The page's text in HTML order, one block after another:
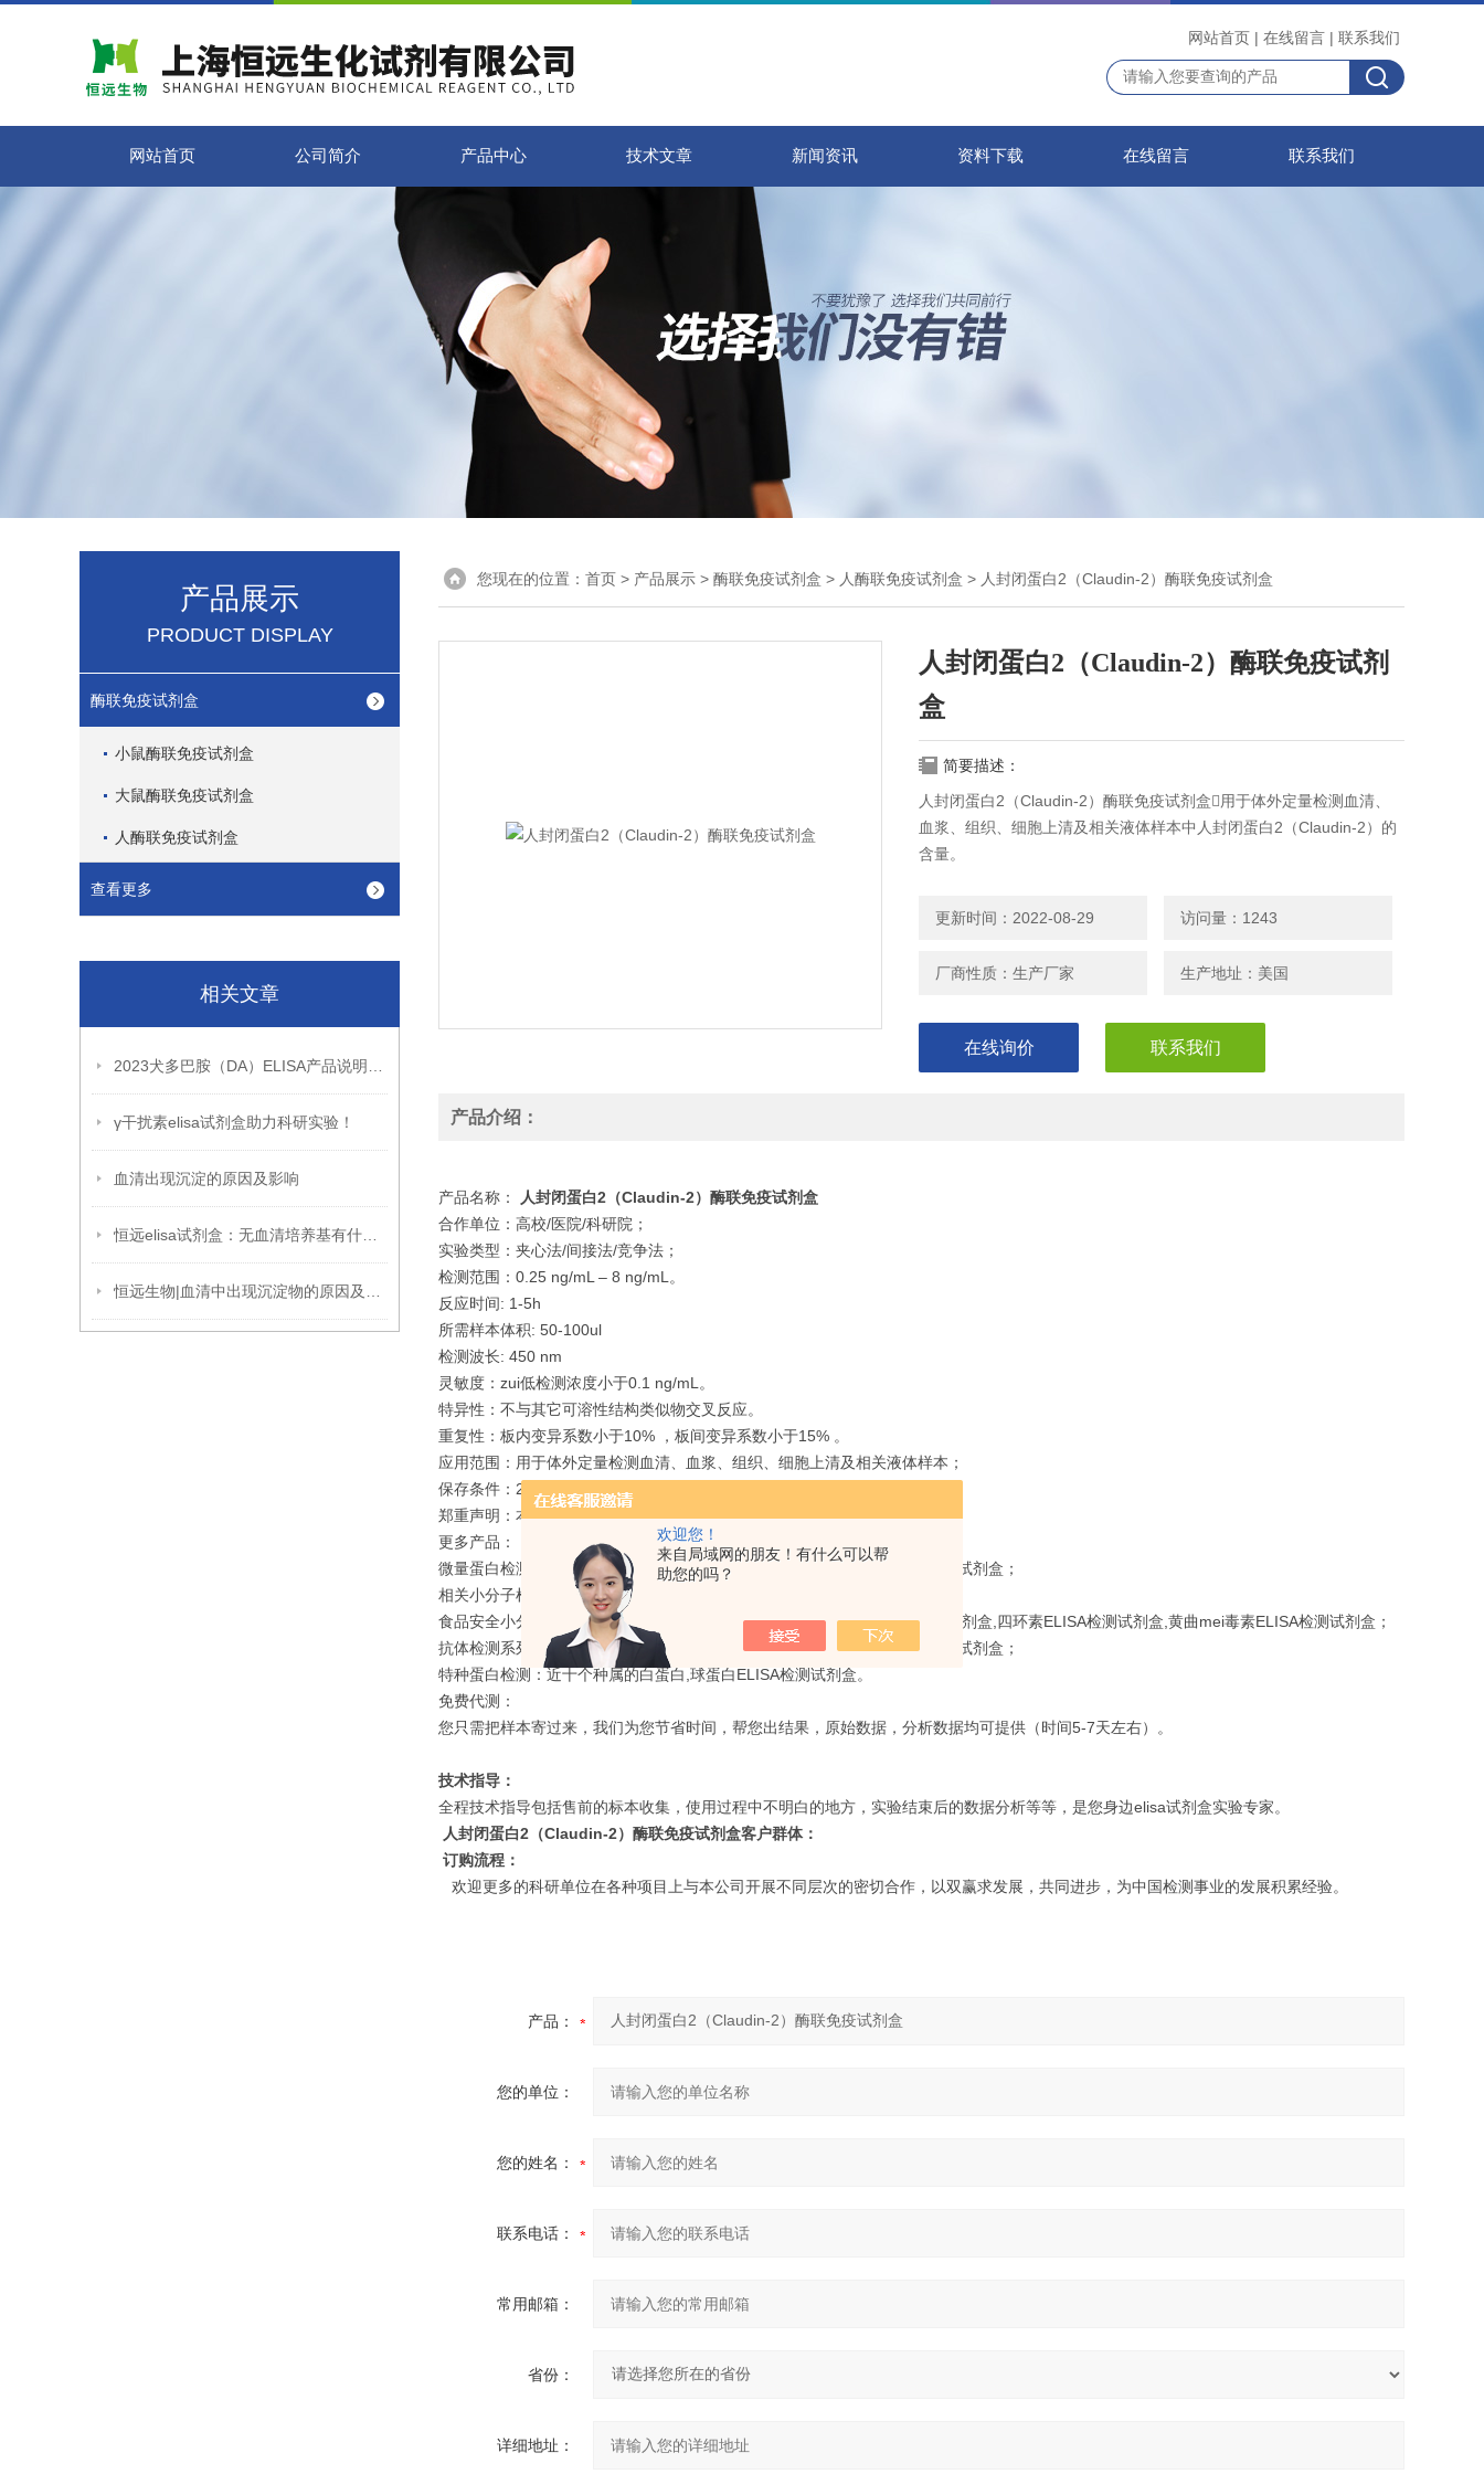
欢迎您！
来自局域网的朋友！有什么可以帮
助您的吗？
网站首页 | 在线留言 | 联系我们
网站首页 公司简介 产品中心 技术文章 新闻资讯 资料下载 在线留言 联系我们
产品展示
PRODUCT DISPLAY
酶联免疫试剂盒
小鼠酶联免疫试剂盒
大鼠酶联免疫试剂盒
人酶联免疫试剂盒
查看更多
相关文章
γ干扰素elisa试剂盒助力科研实验！
血清出现沉淀的原因及影响
您现在的位置： 首页 > 产品展示 > 酶联免疫试剂盒 > 人酶联免疫试剂盒 > 人封闭蛋白2（Claudin-2）酶联免疫试剂盒
人封闭蛋白2（Claudin-2）酶联免疫试剂
盒
简要描述：
人封闭蛋白2（Claudin-2）酶联免疫试剂盒用于体外定量检测血清、
血浆、组织、细胞上清及相关液体样本中人封闭蛋白2（Claudin-2）的
含量。
更新时间：2022-08-29 访问量：1243
厂商性质：生产厂家 生产地址：美国
在线询价 联系我们
产品介绍：
产品名称：
人封闭蛋白2（Claudin-2）酶联免疫试剂盒
合作单位：高校/医院/科研院；
实验类型：夹心法/间接法/竞争法；
检测范围：0.25 ng/mL – 8 ng/mL。
反应时间: 1-5h
所需样本体积: 50-100ul
检测波长: 450 nm
灵敏度：zui低检测浓度小于0.1 ng/mL。
特异性：不与其它可溶性结构类似物交叉反应。
重复性：板内变异系数小于10% ，板间变异系数小于15% 。
应用范围：用于体外定量检测血清、血浆、组织、细胞上清及相关液体样本；
保存条件：2-8℃；
郑重声明：本产品仅供科研实验，不适用于临床诊断！
更多产品：
微量蛋白检测系列：白介素类试剂盒,TNF类试剂盒,VEGF类试剂盒,肾损伤类试剂盒；
相关小分子检测系列：皮质醇类试剂盒,HCY类试剂盒,T3,T4类试剂盒；
食品安全小分子检测系列：庆大霉素ELISA检测试剂盒,三聚氰胺ELISA检测试剂盒,四环素ELISA检测试剂盒,黄曲mei毒素ELISA检测试剂盒；
抗体检测系列：链球菌溶血素o抗体ELISA检测试剂盒,AQP-Ab类试剂盒,HINI试剂盒；
特种蛋白检测：近十个种属的白蛋白,球蛋白ELISA检测试剂盒。
免费代测：
您只需把样本寄过来，我们为您节省时间，帮您出结果，原始数据，分析数据均可提供（时间5-7天左右）。
技术指导：
全程技术指导包括售前的标本收集，使用过程中不明白的地方，实验结束后的数据分析等等，是您身边elisa试剂盒实验专家。
人封闭蛋白2（Claudin-2）酶联免疫试剂盒​​客户群体：
订购流程：
欢迎更多的科研单位在各种项目上与本公司开展不同层次的密切合作，以双赢求发展，共同进步，为中国检测事业的发展积累经验。
产品：
您的单位：
您的姓名：
联系电话：
常用邮箱：
省份：
详细地址：